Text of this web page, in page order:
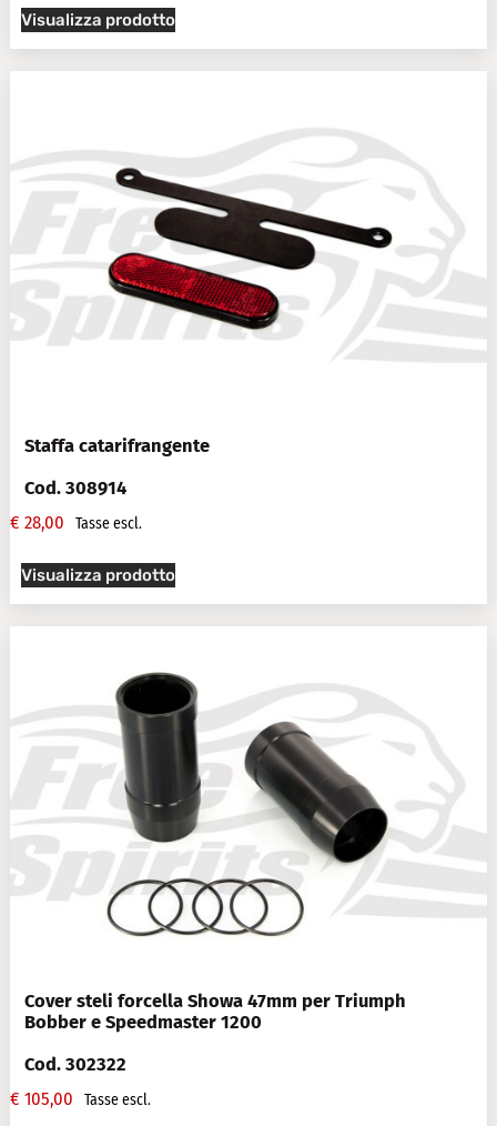
Visualizza prodotto
Staffa catarifrangente
Cod. 308914
€ 28,00 Tasse escl.
Visualizza prodotto
Cover steli forcella Showa 47mm per Triumph
Bobber e Speedmaster 1200
Cod. 302322
€ 105,00 Tasse escl.